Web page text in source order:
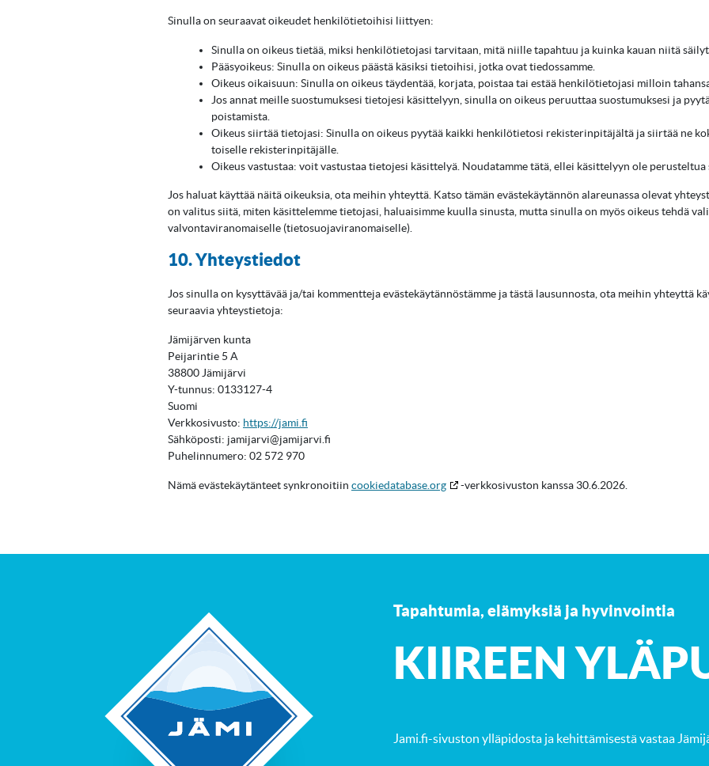
Sinulla on seuraavat oikeudet henkilötietoihisi liittyen:
Sinulla on oikeus tietää, miksi henkilötietojasi tarvitaan, mitä niille tapahtuu ja kuinka kauan niitä
Pääsyoikeus: Sinulla on oikeus päästä käsiksi tietoihisi, jotka ovat tiedossamme.
Oikeus oikaisuun: Sinulla on oikeus täydentää, korjata, poistaa tai estää henkilötietojasi milloin
Jos annat meille suostumuksesi tietojesi käsittelyyn, sinulla on oikeus peruuttaa suostumuksesi ja
poistamista.
Oikeus siirtää tietojasi: Sinulla on oikeus pyytää kaikki henkilötietosi rekisterinpitäjältä ja siirtää ne
toiselle rekisterinpitäjälle.
Oikeus vastustaa: voit vastustaa tietojesi käsittelyä. Noudatamme tätä, ellei käsittelyyn ole perusteltua
Jos haluat käyttää näitä oikeuksia, ota meihin yhteyttä. Katso tämän evästekäytännön alareunassa olevat
on valitus siitä, miten käsittelemme tietojasi, haluaisimme kuulla sinusta, mutta sinulla on myös oikeus tehdä
valvontaviranomaiselle (tietosuojaviranomaiselle).
10. Yhteystiedot
Jos sinulla on kysyttävää ja/tai kommentteja evästekäytännöstämme ja tästä lausunnosta, ota meihin yhteyttä
seuraavia yhteystietoja:
Jämijärven kunta
Peijarintie 5 A
38800 Jämijärvi
Y-tunnus: 0133127-4
Suomi
Verkkosivusto: https://jami.fi
Sähköposti: jamijarvi@jamijarvi.fi
Puhelinnumero: 02 572 970
Nämä evästekäytänteet synkronoitiin cookiedatabase.org -verkkosivuston kanssa 30.6.2026.
Tapahtumia, elämyksiä ja hyvinvointia
KIIREEN
Jami.fi-sivuston ylläpidosta ja kehittämisestä vastaa